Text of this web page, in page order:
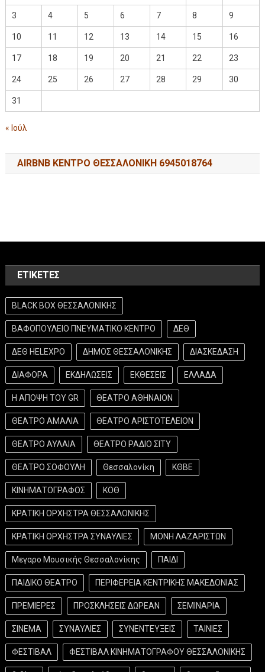
3 4 5 6 7 8 9
10 11 12 13 14 15 16
17 18 19 20 21 22 23
24 25 26 27 28 29 30
31
« Ιούλ
AIRBNB ΚΕΝΤΡΟ ΘΕΣΣΑΛΟΝΙΚΗ 6945018764
ΕΤΙΚΈΤΕΣ
BLACK BOX ΘΕΣΣΑΛΟΝΙΚΗΣ
ΒΑΦΟΠΟΥΛΕΙΟ ΠΝΕΥΜΑΤΙΚΟ ΚΕΝΤΡΟ ΔΕΘ
ΔΕΘ HELEXPO ΔΗΜΟΣ ΘΕΣΣΑΛΟΝΙΚΗΣ ΔΙΑΣΚΕΔΑΣΗ
ΔΙΑΦΟΡΑ ΕΚΔΗΛΩΣΕΙΣ ΕΚΘΕΣΕΙΣ ΕΛΛΑΔΑ
Η ΑΠΟΨΗ ΤΟΥ GR ΘΕΑΤΡΟ ΑΘΗΝΑΙΟΝ
ΘΕΑΤΡΟ ΑΜΑΛΙΑ ΘΕΑΤΡΟ ΑΡΙΣΤΟΤΕΛΕΙΟΝ
ΘΕΑΤΡΟ ΑΥΛΑΙΑ ΘΕΑΤΡΟ ΡΑΔΙΟ ΣΙΤΥ
ΘΕΑΤΡΟ ΣΟΦΟΥΛΗ Θεσσαλονίκη ΚΘΒΕ
ΚΙΝΗΜΑΤΟΓΡΑΦΟΣ ΚΟΘ
ΚΡΑΤΙΚΗ ΟΡΧΗΣΤΡΑ ΘΕΣΣΑΛΟΝΙΚΗΣ
ΚΡΑΤΙΚΗ ΟΡΧΗΣΤΡΑ ΣΥΝΑΥΛΙΕΣ ΜΟΝΗ ΛΑΖΑΡΙΣΤΩΝ
Μεγαρο Μουσικής Θεσσαλονίκης ΠΑΙΔΙ
ΠΑΙΔΙΚΟ ΘΕΑΤΡΟ ΠΕΡΙΦΕΡΕΙΑ ΚΕΝΤΡΙΚΗΣ ΜΑΚΕΔΟΝΙΑΣ
ΠΡΕΜΙΕΡΕΣ ΠΡΟΣΚΛΗΣΕΙΣ ΔΩΡΕΑΝ ΣΕΜΙΝΑΡΙΑ
ΣΙΝΕΜΑ ΣΥΝΑΥΛΙΕΣ ΣΥΝΕΝΤΕΥΞΕΙΣ ΤΑΙΝΙΕΣ
ΦΕΣΤΙΒΑΛ ΦΕΣΤΙΒΑΛ ΚΙΝΗΜΑΤΟΓΡΑΦΟΥ ΘΕΣΣΑΛΟΝΙΚΗΣ